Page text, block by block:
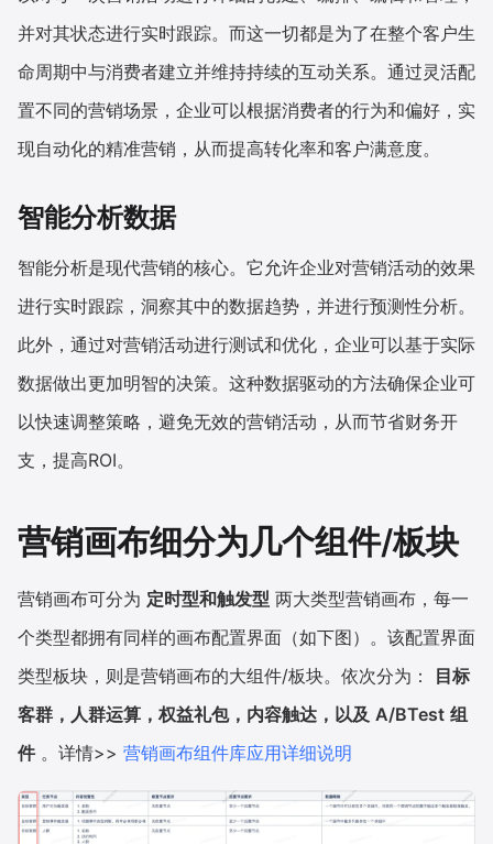
并对其状态进行实时跟踪。而这一切都是为了在整个客户生
命周期中与消费者建立并维持持续的互动关系。通过灵活配
置不同的营销场景，企业可以根据消费者的行为和偏好，实
现自动化的精准营销，从而提高转化率和客户满意度。
智能分析数据
智能分析是现代营销的核心。它允许企业对营销活动的效果
进行实时跟踪，洞察其中的数据趋势，并进行预测性分析。
此外，通过对营销活动进行测试和优化，企业可以基于实际
数据做出更加明智的决策。这种数据驱动的方法确保企业可
以快速调整策略，避免无效的营销活动，从而节省财务开
支，提高ROI。
营销画布细分为几个组件/板块
营销画布可分为 定时型和触发型 两大类型营销画布，每一
个类型都拥有同样的画布配置界面（如下图）。该配置界面
类型板块，则是营销画布的大组件/板块。依次分为： 目标
客群，人群运算，权益礼包，内容触达，以及 A/BTest 组
件。详情>> 营销画布组件库应用详细说明